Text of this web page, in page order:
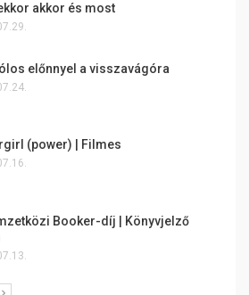
akkor és most
előnnyel a visszavágóra
(power) | Filmes
Booker-díj | Könyvjelző